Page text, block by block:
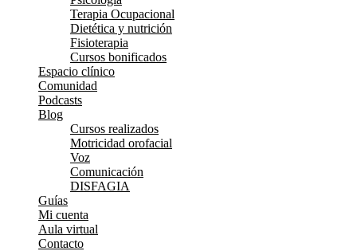
Terapia Ocupacional
Dietética y nutrición
Fisioterapia
Cursos bonificados
Espacio clínico
Comunidad
Podcasts
Blog
Cursos realizados
Motricidad orofacial
Voz
Comunicación
DISFAGIA
Guías
Mi cuenta
Aula virtual
Contacto